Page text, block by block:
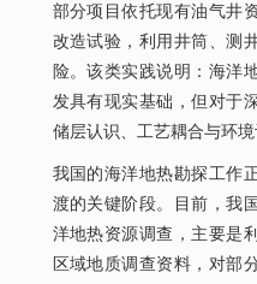
部分项目依托现有油气井
改造试验，利用井筒、测
险。该类实践说明：海洋
发具有现实基础，但对于
储层认识、工艺耦合与环境
我国的海洋地热勘探工作
渡的关键阶段。目前，我
洋地热资源调查，主要是
区域地质调查资料，对部